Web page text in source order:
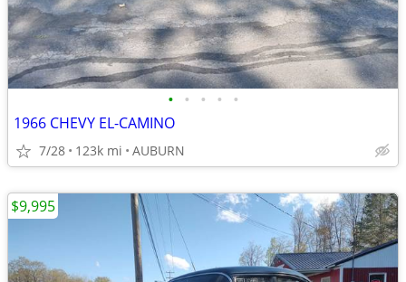
• • • • •
1966 CHEVY EL-CAMINO
7/28 123k mi AUBURN
$9,995